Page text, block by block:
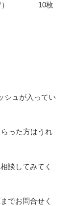
Ｗ） 10枚
シュが入ってい
った方はうれ
談してみてく
でお問合せく